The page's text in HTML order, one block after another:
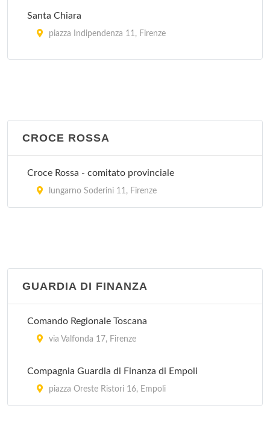
Santa Chiara
piazza Indipendenza 11, Firenze
via Ugo Foscolo 78, Firenze
via Alessandro Manzoni 12, Firenze
Villa Maria Teresa
via della Cernaia 18, Firenze
CROCE ROSSA
Croce Rossa - comitato provinciale
lungarno Soderini 11, Firenze
GUARDIA DI FINANZA
Comando Regionale Toscana
via Valfonda 17, Firenze
Compagnia Guardia di Finanza di Empoli
piazza Oreste Ristori 16, Empoli